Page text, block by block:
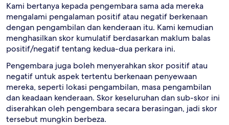
Kami bertanya kepada pengembara sama ada mereka
mengalami pengalaman positif atau negatif berkenaan
dengan pengambilan dan kenderaan itu. Kami kemudian
menghasilkan skor kumulatif berdasarkan maklum balas
positif/negatif tentang kedua-dua perkara ini.
Pengembara juga boleh menyerahkan skor positif atau
negatif untuk aspek tertentu berkenaan penyewaan
mereka, seperti lokasi pengambilan, masa pengambilan
dan keadaan kenderaan. Skor keseluruhan dan sub-skor ini
diserahkan oleh pengembara secara berasingan, jadi skor
tersebut mungkin berbeza.